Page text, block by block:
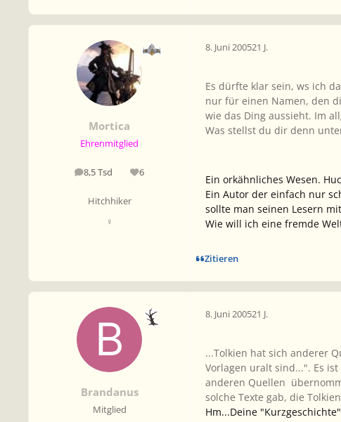
Mortica
Ehrenmitglied
8,5 Tsd
Beiträge 6
Reputation
Hitchhiker
♀
8. Juni 200521 J.
Es dürfte klar sein, ws ich
nur für einen Namen, den
wie das Ding aussieht. Im
Was stellst du dir denn
Ein orkähnliches Wesen.
Ein Autor der einfach nur
sollte man seinen Lesern
Wie will ich eine fremde
Zitieren
Brandanus
Mitglied
8. Juni 200521 J.
...Tolkien hat sich anderer
Vorlagen uralt sind...". Es
anderen Quellen
solche Texte gab, die
Hm...Deine